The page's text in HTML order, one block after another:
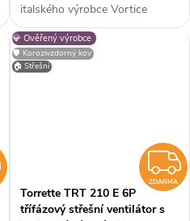
italského výrobce Vortice
Torrette TRT 180 E 6P s
horizontálním výfukem vhodný
pro montáž na střechy
💎 Ověřený výrobce
🛡️ Korozivzdorný kov
🏠 Střešní
ZDARMA
Torrette TRT 210 E 6P
třífázový střešní ventilátor s